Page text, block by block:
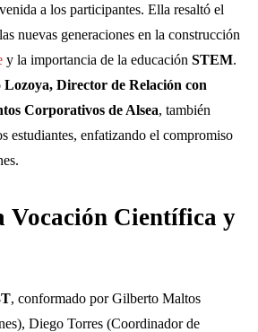
a los participantes. Ella resaltó el
nuevas generaciones en la construcción
y la importancia de la educación STEM.
Director de Relación con
Corporativos de Alsea, también
estudiantes, enfatizando el compromiso
Vocación Científica y
, conformado por Gilberto Maltos
Diego Torres (Coordinador de